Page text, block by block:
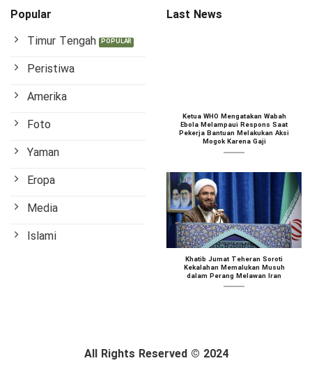
Popular
Timur Tengah
Peristiwa
Amerika
Foto
Yaman
Eropa
Media
Islami
Last News
Ketua WHO Mengatakan Wabah
Ebola Melampaui Respons Saat
Pekerja Bantuan Melakukan Aksi
Mogok Karena Gaji
Khatib Jumat Teheran Soroti
Kekalahan Memalukan Musuh
dalam Perang Melawan Iran
All Rights Reserved © 2024